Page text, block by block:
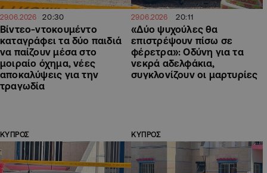
29.06.2026 20:30
Βίντεο-ντοκουμέντο
καταγράφει τα δύο παιδιά
να παίζουν μέσα στο
μοιραίο όχημα, νέες
αποκαλύψεις για την
τραγωδία
29.06.2026 20:11
«Δύο ψυχούλες θα
επιστρέψουν πίσω σε
φέρετρα»: Οδύνη για τα
νεκρά αδελφάκια,
συγκλονίζουν οι μαρτυρίες
ΚΥΠΡΟΣ ΚΥΠΡΟΣ